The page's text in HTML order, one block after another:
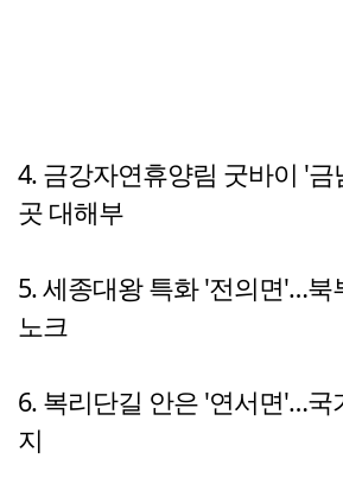
4. 금강자연휴양림 굿바이 '
곳 대해부
5. 세종대왕 특화 '전의면'…북
노크
6. 복리단길 안은 '연서면'…국
지